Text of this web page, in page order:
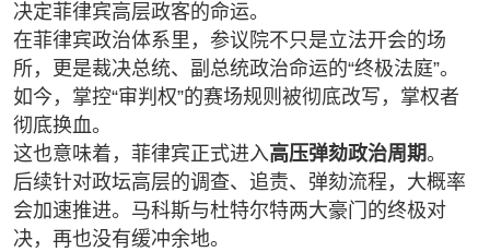
决定菲律宾高层政客的命运。
在菲律宾政治体系里，参议院不只是立法开会的场
所，更是裁决总统、副总统政治命运的“终极法庭”。
如今，掌控“审判权”的赛场规则被彻底改写，掌权者
彻底换血。
这也意味着，菲律宾正式进入高压弹劾政治周期。
后续针对政坛高层的调查、追责、弹劾流程，大概率
会加速推进。马科斯与杜特尔特两大豪门的终极对
决，再也没有缓冲余地。